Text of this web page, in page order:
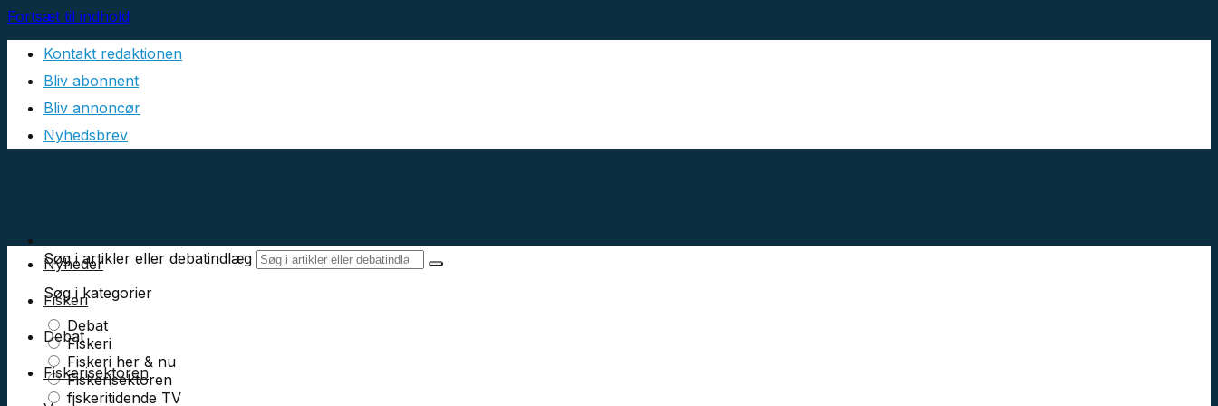
Fortsæt til indhold
Kontakt redaktionen
Bliv abonnent
Bliv annoncør
Nyhedsbrev
Søg i artikler eller debatindlæg
Søg i kategorier
Debat
Fiskeri
Fiskeri her & nu
Fiskerisektoren
fiskeritidende TV
Nyheder
Fiskeri
Debat
Fiskerisektoren